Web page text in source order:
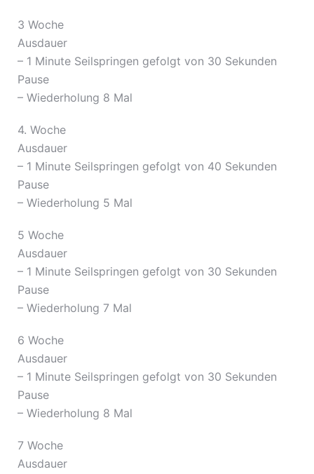
3 Woche
Ausdauer
– 1 Minute Seilspringen gefolgt von 30 Sekunden
Pause
– Wiederholung 8 Mal
4. Woche
Ausdauer
– 1 Minute Seilspringen gefolgt von 40 Sekunden
Pause
– Wiederholung 5 Mal
5 Woche
Ausdauer
– 1 Minute Seilspringen gefolgt von 30 Sekunden
Pause
– Wiederholung 7 Mal
6 Woche
Ausdauer
– 1 Minute Seilspringen gefolgt von 30 Sekunden
Pause
– Wiederholung 8 Mal
7 Woche
Ausdauer